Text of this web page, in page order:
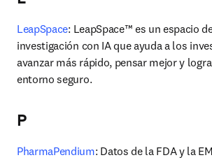
LeapSpace: LeapSpace™ es un espacio
investigación con IA que ayuda a los
avanzar más rápido, pensar mejor y
entorno seguro.
P
PharmaPendium: Datos de la FDA y la